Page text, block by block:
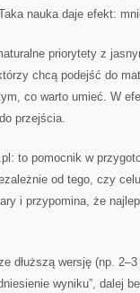
nauka daje efekt:
priorytety z
chcą podejść do
co warto umieć. W
przejścia.
to pomocnik w
od tego, czy
i przypomina, że
dłuższą wersję (np.
wyniku”, dalej